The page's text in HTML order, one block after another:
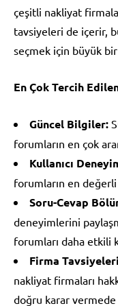
çeşitli nakliyat
tavsiyeleri de içerir,
seçmek için büyük
En Çok Tercih
Güncel Bilgiler:
forumların en çok
Kullanıcı
forumların en değerli
Soru-Cevap
deneyimlerini
forumları daha etkili
Firma
nakliyat firmaları
doğru karar vermede